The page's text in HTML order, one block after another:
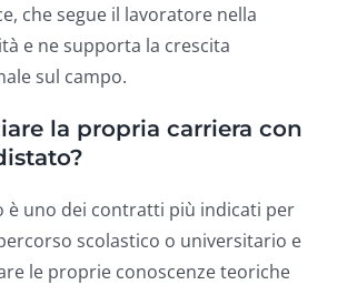
che segue il lavoratore nella
e ne supporta la crescita
sul campo.
la propria carriera con
è uno dei contratti più indicati per
scolastico o universitario e
le proprie conoscenze teoriche